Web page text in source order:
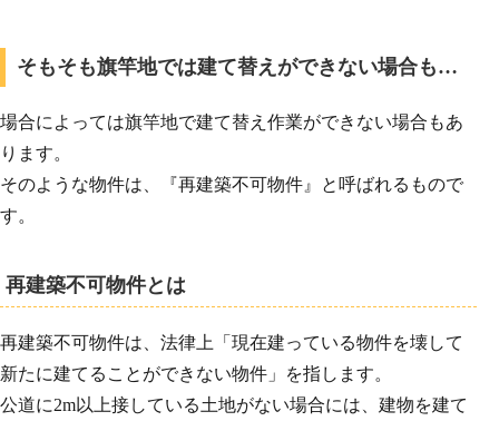
そもそも旗竿地では建て替えができない場合も…
場合によっては旗竿地で建て替え作業ができない場合もあ
ります。
そのような物件は、『再建築不可物件』と呼ばれるもので
す。
再建築不可物件とは
再建築不可物件は、法律上「現在建っている物件を壊して
新たに建てることができない物件」を指します。
公道に2m以上接している土地がない場合には、建物を建て